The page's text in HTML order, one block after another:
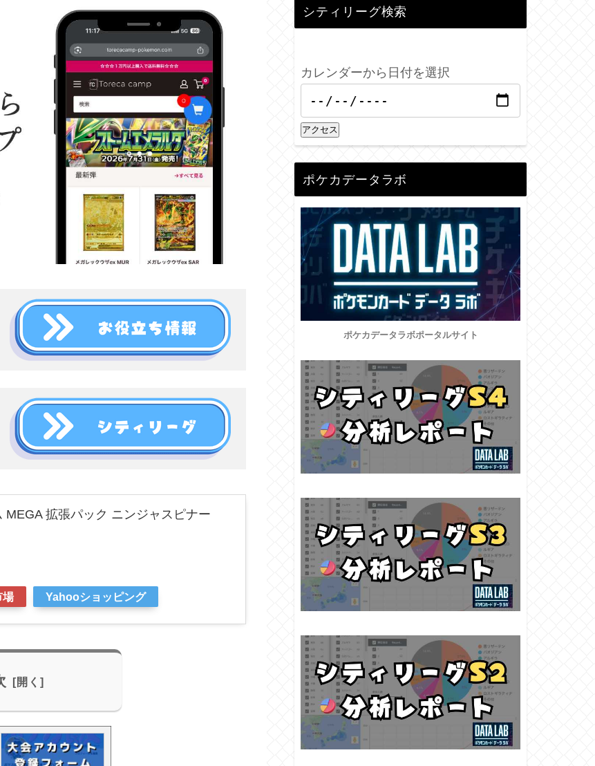
MEGA 拡張パック ニンジャスピナー
場 Yahooショッピング
シティリーグ検索
カレンダーから日付を選択
アクセス
ポケカデータラボ
ポケカデータラボポータルサイト